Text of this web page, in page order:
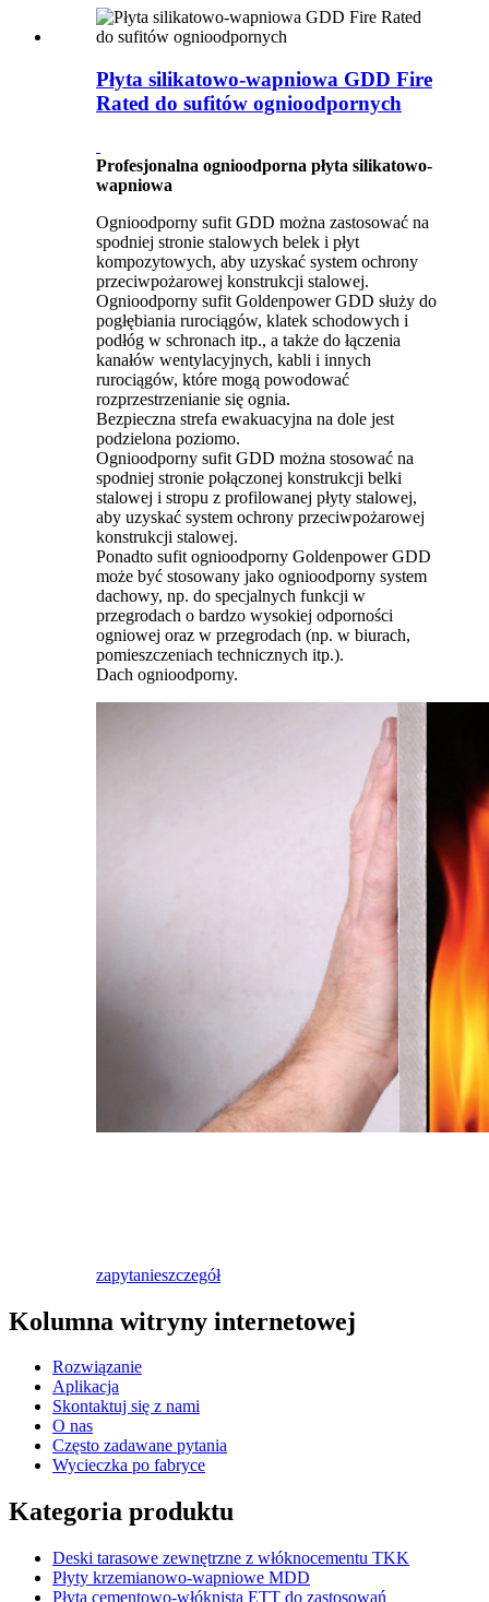
Płyta silikatowo-wapniowa GDD Fire
Rated do sufitów ognioodpornych
Profesjonalna ognioodporna płyta silikatowo-
wapniowa
Ognioodporny sufit GDD można zastosować na
spodniej stronie stalowych belek i płyt
kompozytowych, aby uzyskać system ochrony
przeciwpożarowej konstrukcji stalowej.
Ognioodporny sufit Goldenpower GDD służy do
pogłębiania rurociągów, klatek schodowych i
podłóg w schronach itp., a także do łączenia
kanałów wentylacyjnych, kabli i innych
rurociągów, które mogą powodować
rozprzestrzenianie się ognia.
Bezpieczna strefa ewakuacyjna na dole jest
podzielona poziomo.
Ognioodporny sufit GDD można stosować na
spodniej stronie połączonej konstrukcji belki
stalowej i stropu z profilowanej płyty stalowej,
aby uzyskać system ochrony przeciwpożarowej
konstrukcji stalowej.
Ponadto sufit ognioodporny Goldenpower GDD
może być stosowany jako ognioodporny system
dachowy, np. do specjalnych funkcji w
przegrodach o bardzo wysokiej odporności
ogniowej oraz w przegrodach (np. w biurach,
pomieszczeniach technicznych itp.).
Dach ognioodporny.
zapytanieszczegół
Kolumna witryny internetowej
Rozwiązanie
Aplikacja
Skontaktuj się z nami
O nas
Często zadawane pytania
Wycieczka po fabryce
Kategoria produktu
Deski tarasowe zewnętrzne z włóknocementu TKK
Płyty krzemianowo-wapniowe MDD
Płyta cementowo-włóknista ETT do zastosowań